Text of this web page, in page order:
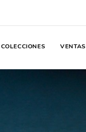
COLECCIONES VENTAS